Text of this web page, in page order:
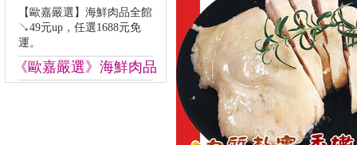
【歐嘉嚴選】海鮮肉品全館
↘49元up，任選1688元免
運。
《歐嘉嚴選》海鮮肉品